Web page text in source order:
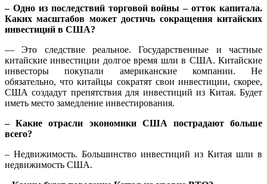
– Одно из последствий торговой войны – отток капитала.
Каких масштабов может достичь сокращения китайских
инвестиций в США?
— Это следствие реальное. Государственные и частные
китайские инвестиции долгое время шли в США. Китайские
инвесторы покупали американские компании. Не
обязательно, что китайцы сократят свои инвестиции, скорее,
США создадут препятствия для инвестиций из Китая. Будет
иметь место замедление инвестирования.
– Какие отрасли экономики США пострадают больше
всего?
– Недвижимость. Большинство инвестиций из Китая шли в
недвижимость США.